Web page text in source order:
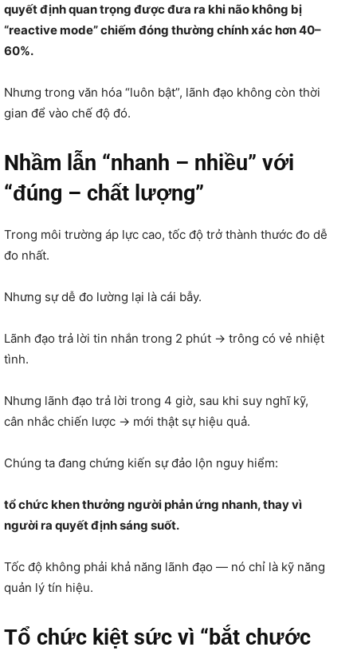
quyết định quan trọng được đưa ra khi não không bị
“reactive mode” chiếm đóng thường chính xác hơn 40–
60%.
Nhưng trong văn hóa “luôn bật”, lãnh đạo không còn thời
gian để vào chế độ đó.
Nhầm lẫn “nhanh – nhiều” với
“đúng – chất lượng”
Trong môi trường áp lực cao, tốc độ trở thành thước đo dễ
đo nhất.
Nhưng sự dễ đo lường lại là cái bẫy.
Lãnh đạo trả lời tin nhắn trong 2 phút → trông có vẻ nhiệt
tình.
Nhưng lãnh đạo trả lời trong 4 giờ, sau khi suy nghĩ kỹ,
cân nhắc chiến lược → mới thật sự hiệu quả.
Chúng ta đang chứng kiến sự đảo lộn nguy hiểm:
tổ chức khen thưởng người phản ứng nhanh, thay vì
người ra quyết định sáng suốt.
Tốc độ không phải khả năng lãnh đạo — nó chỉ là kỹ năng
quản lý tín hiệu.
Tổ chức kiệt sức vì “bắt chước